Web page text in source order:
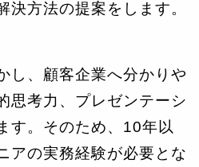
決方法の提案をします。
し、顧客企業へ分かりや
思考力、プレゼンテーシ
す。そのため、10年以
アの実務経験が必要とな